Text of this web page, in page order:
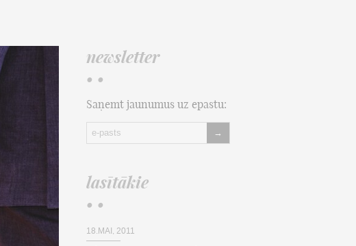
newsletter
• •
Saņemt jaunumus uz epastu:
→
lasītākie
• •
18.MAI, 2011